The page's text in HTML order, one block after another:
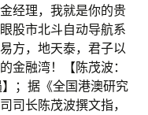
经理，我就是你的贵
股市北斗自动导航系
方，地天泰，君子以
金融湾！【陈茂波：
；据《全国港澳研究
司长陈茂波撰文指，